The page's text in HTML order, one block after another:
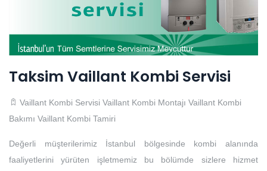
Taksim Vaillant Kombi Servisi
Vaillant Kombi Servisi Vaillant Kombi Montajı Vaillant Kombi
Bakımı Vaillant Kombi Tamiri
Değerli müşterilerimiz İstanbul bölgesinde kombi alanında
faaliyetlerini yürüten işletmemiz bu bölümde sizlere hizmet